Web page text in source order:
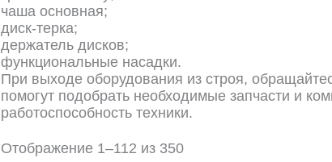
чаша основная;
диск-терка;
держатель дисков;
функциональные насадки.
При выходе оборудования из строя,
помогут подобрать необходимые запчасти и
работоспособность техники.
Отображение 1–112 из 350